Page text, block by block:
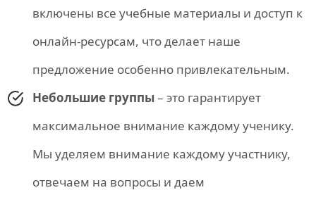
включены все учебные материалы и доступ к
онлайн-ресурсам, что делает наше
предложение особенно привлекательным.
Небольшие группы – это гарантирует
максимальное внимание каждому ученику.
Мы уделяем внимание каждому участнику,
отвечаем на вопросы и даем